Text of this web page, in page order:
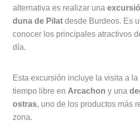
alternativa es realizar una
duna de Pilatdesde Burdeos. Es
conocer los principales atractivos
día.
Esta excursión incluye la visita a la
tiempo libre en Arcachon y una
ostras, uno de los productos más
zona.